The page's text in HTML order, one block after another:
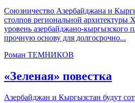
Союзничество Азербайджана и
столпов региональной
уровень азербайджано-кыргызского
прочную основу для долгосрочно...
Роман ТЕМНИКОВ
«Зеленая» повестка
Азербайджан и Кыргызстан будут